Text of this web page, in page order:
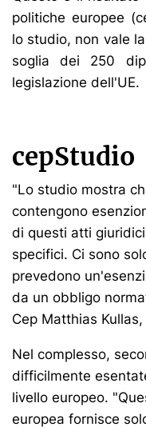
politiche europee
lo studio, non vale
soglia dei 250
legislazione dell'UE.
cepStudio
"Lo studio mostra
contengono
di questi atti
specifici. Ci sono
prevedono
da un obbligo
Cep Matthias
Nel complesso,
difficilmente
livello europeo.
europea fornisce